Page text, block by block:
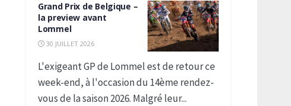
Grand Prix de Belgique –
la preview avant
Lommel
30 JUILLET 2026
L'exigeant GP de Lommel est de retour ce
week-end, à l'occasion du 14ème rendez-
vous de la saison 2026. Malgré leur...